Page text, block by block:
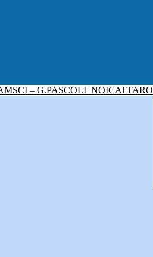
– G.PASCOLI NOICATTARO